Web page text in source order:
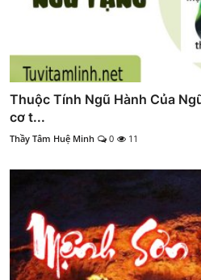
Thuộc Tính Ngũ Hành Của
cơ t...
Thầy Tâm Huệ Minh 0 11